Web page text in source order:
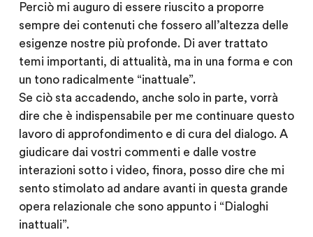
Perciò mi auguro di essere riuscito a proporre
sempre dei contenuti che fossero all’altezza delle
esigenze nostre più profonde. Di aver trattato
temi importanti, di attualità, ma in una forma e con
un tono radicalmente “inattuale”.
Se ciò sta accadendo, anche solo in parte, vorrà
dire che è indispensabile per me continuare questo
lavoro di approfondimento e di cura del dialogo. A
giudicare dai vostri commenti e dalle vostre
interazioni sotto i video, finora, posso dire che mi
sento stimolato ad andare avanti in questa grande
opera relazionale che sono appunto i “Dialoghi
inattuali”.